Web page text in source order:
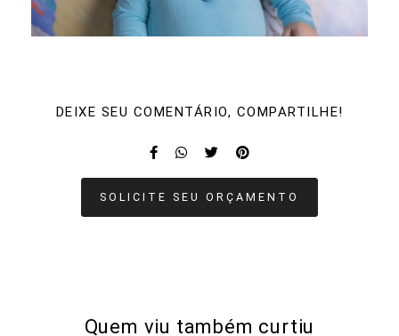
DEIXE SEU COMENTÁRIO, COMPARTILHE!
SOLICITE SEU ORÇAMENTO
Quem viu também curtiu